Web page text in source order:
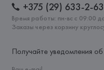
+375 (29) 633-2-
Время работы: пн-вс с 09:00
Заказы через корзину
Получайте уведомления